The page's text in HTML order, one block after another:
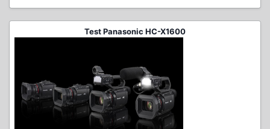
Test Panasonic HC-X1600